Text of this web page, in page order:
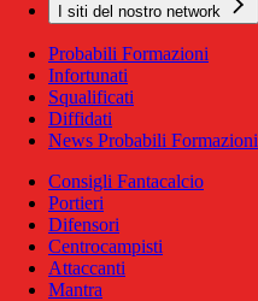
I siti del nostro network
Probabili Formazioni
Infortunati
Squalificati
Diffidati
News Probabili Formazioni
Consigli Fantacalcio
Portieri
Difensori
Centrocampisti
Attaccanti
Mantra